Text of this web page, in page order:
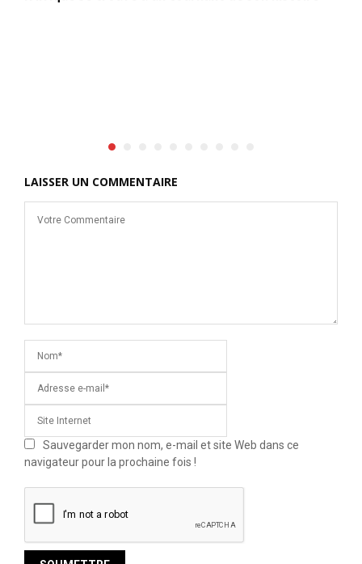
LAISSER UN COMMENTAIRE
Sauvegarder mon nom, e-mail et site Web dans ce
navigateur pour la prochaine fois !